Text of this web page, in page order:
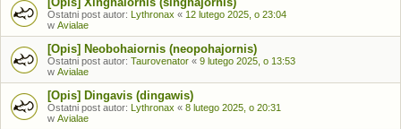
Ostatni post autor: Lythronax « 12 lutego 2025, o 23:04
w Avialae
[Opis] Neobohaiornis (neopohajornis)
Ostatni post autor: Taurovenator « 9 lutego 2025, o 13:53
w Avialae
[Opis] Dingavis (dingawis)
Ostatni post autor: Lythronax « 8 lutego 2025, o 20:31
w Avialae